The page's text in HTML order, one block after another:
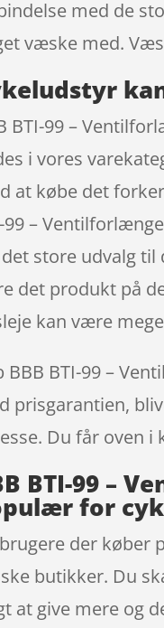
med de
væske med.
BTI-99 –
i vores
at købe det
99 –
store udvalg
det produkt på
kan være
BBB BTI-99 –
prisgarantien,
Du får oven i
BTI-99 –
for
der køber
butikker. Du
at give mere og